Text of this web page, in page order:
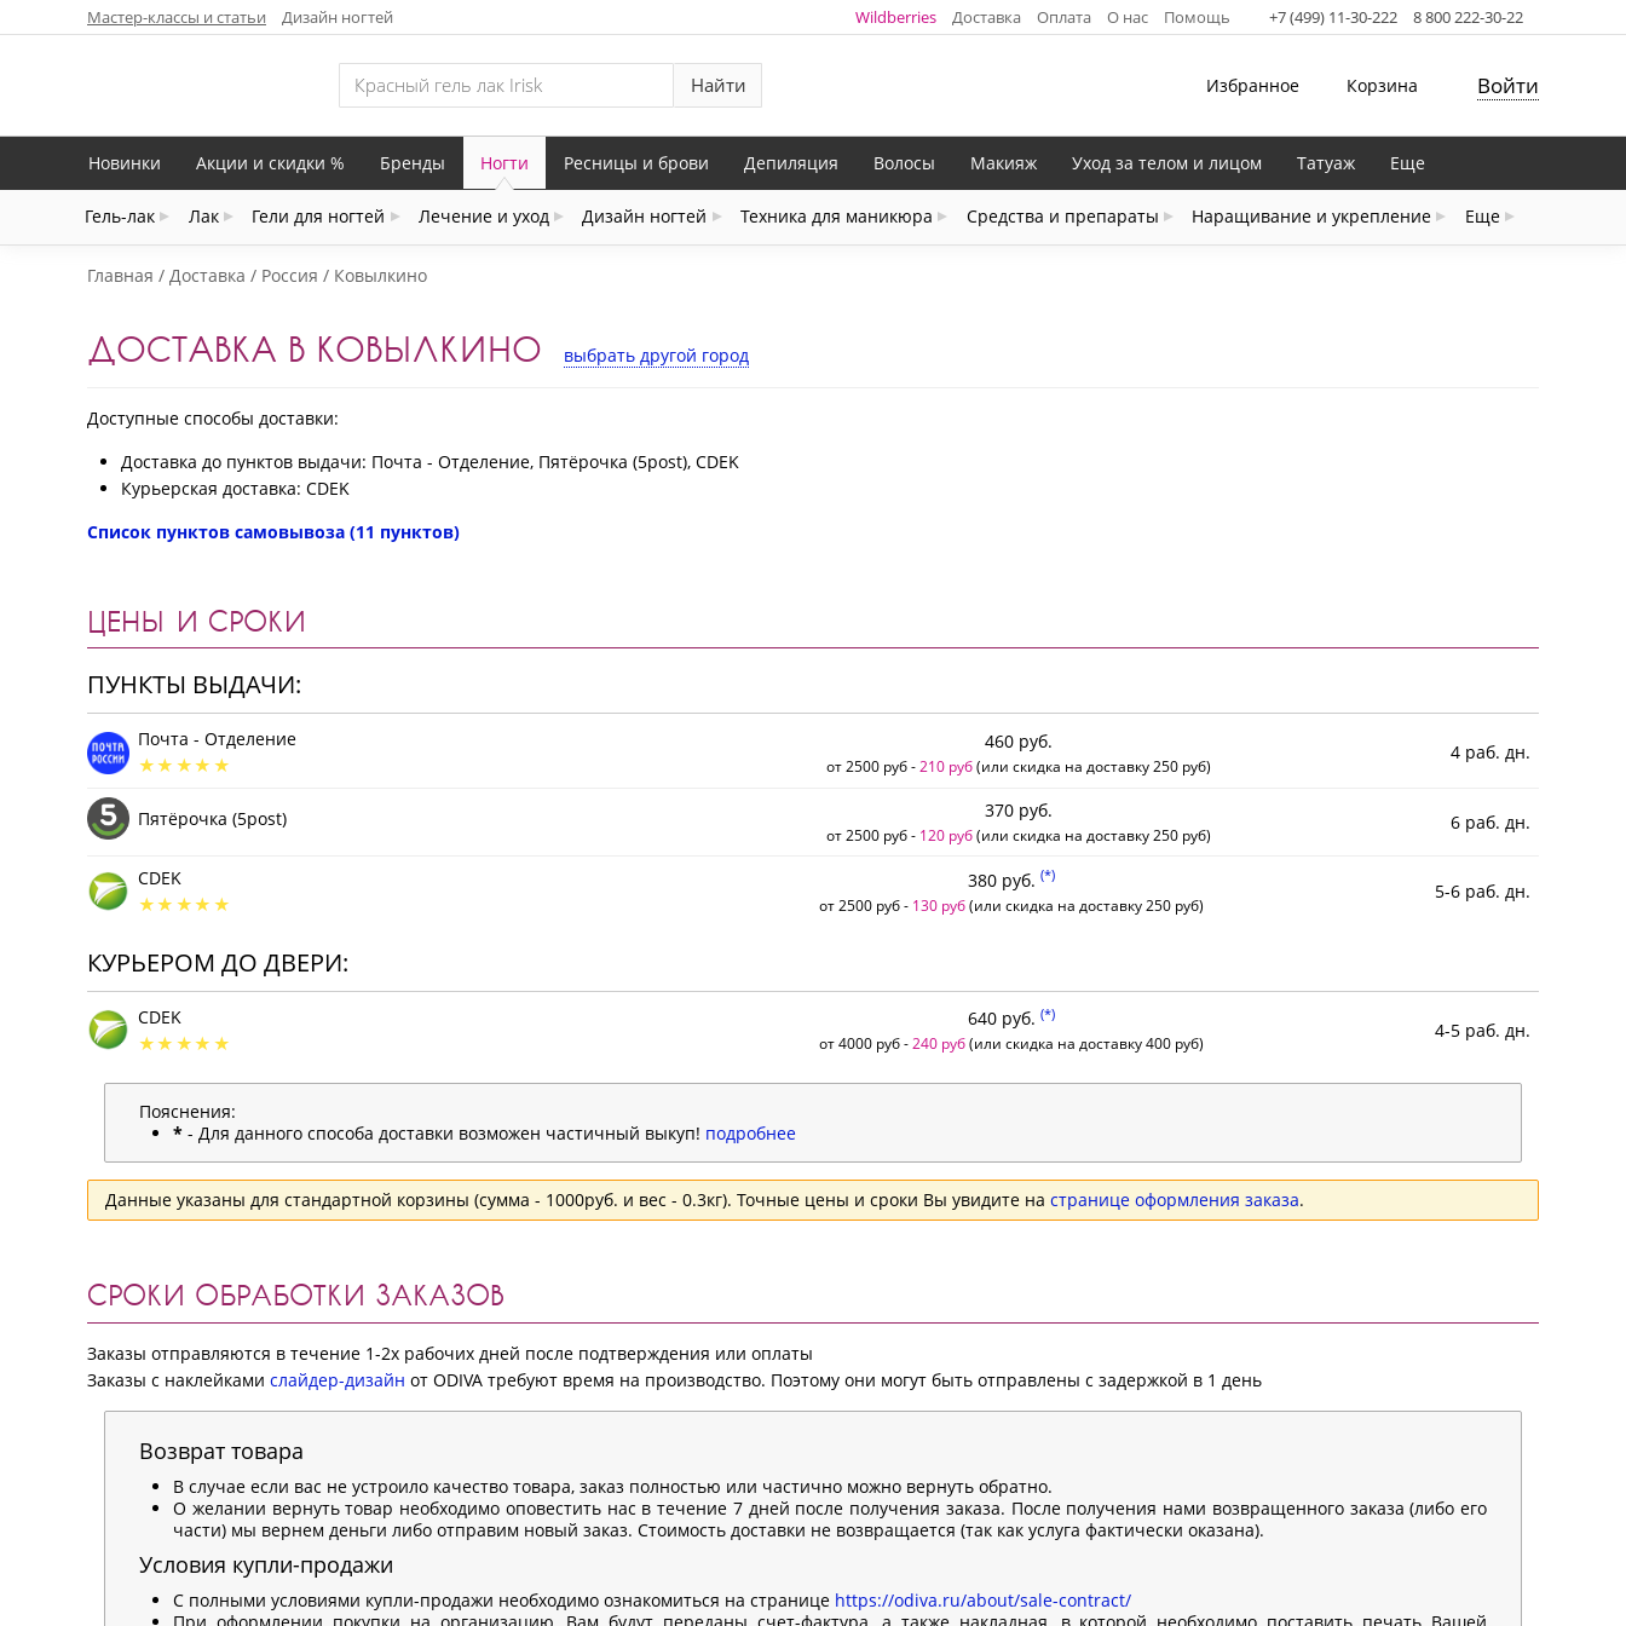
Мастер-классы и статьи Дизайн ногтей Wildberries Доставка Оплата О нас Помощь +7 (499) 11-30-222 8 800 222-30-22
Найти Избранное Корзина Войти
Новинки Акции и скидки % Бренды Ногти
Гель-лак Лак Гели для ногтей Лечение и уход Дизайн ногтей Техника для маникюра Средства и препараты Наращивание и укрепление Еще
Ресницы и брови Депиляция Волосы Макияж Уход за телом и лицом Татуаж Еще
Главная Доставка Россия Ковылкино
ДОСТАВКА В КОВЫЛКИНО выбрать другой город
Доступные способы доставки:
Доставка до пунктов выдачи: Почта - Отделение, Пятёрочка (5post), CDEK
Курьерская доставка: CDEK
Список пунктов самовывоза (11 пунктов)
ЦЕНЫ И СРОКИ
ПУНКТЫ ВЫДАЧИ:
Почта - Отделение 460 руб.
от 2500 руб - 210 руб(или скидка на доставку 250 руб)
4 раб. дн.
Пятёрочка (5post) 370 руб.
от 2500 руб - 120 руб(или скидка на доставку 250 руб)
6 раб. дн.
CDEK 380 руб. (*)
от 2500 руб - 130 руб(или скидка на доставку 250 руб)
5-6 раб. дн.
КУРЬЕРОМ ДО ДВЕРИ:
CDEK 640 руб. (*)
от 4000 руб - 240 руб(или скидка на доставку 400 руб)
4-5 раб. дн.
Пояснения:
* - Для данного способа доставки возможен частичный выкуп! подробнее
Данные указаны для стандартной корзины (сумма - 1000руб. и вес - 0.3кг). Точные цены и сроки Вы увидите на странице оформления заказа.
СРОКИ ОБРАБОТКИ ЗАКАЗОВ
Заказы отправляются в течение 1-2х рабочих дней после подтверждения или оплаты
Заказы с наклейками слайдер-дизайн от ODIVA требуют время на производство. Поэтому они могут быть отправлены с задержкой в 1 день
Возврат товара
В случае если вас не устроило качество товара, заказ полностью или частично можно вернуть обратно.
О желании вернуть товар необходимо оповестить нас в течение 7 дней после получения заказа. После получения нами возвращенного заказа (либо его
части) мы вернем деньги либо отправим новый заказ. Стоимость доставки не возвращается (так как услуга фактически оказана).
Условия купли-продажи
С полными условиями купли-продажи необходимо ознакомиться на странице https://odiva.ru/about/sale-contract/
При оформлении покупки на организацию, Вам будут переданы счет-фактура, а также накладная, в которой необходимо поставить печать Вашей